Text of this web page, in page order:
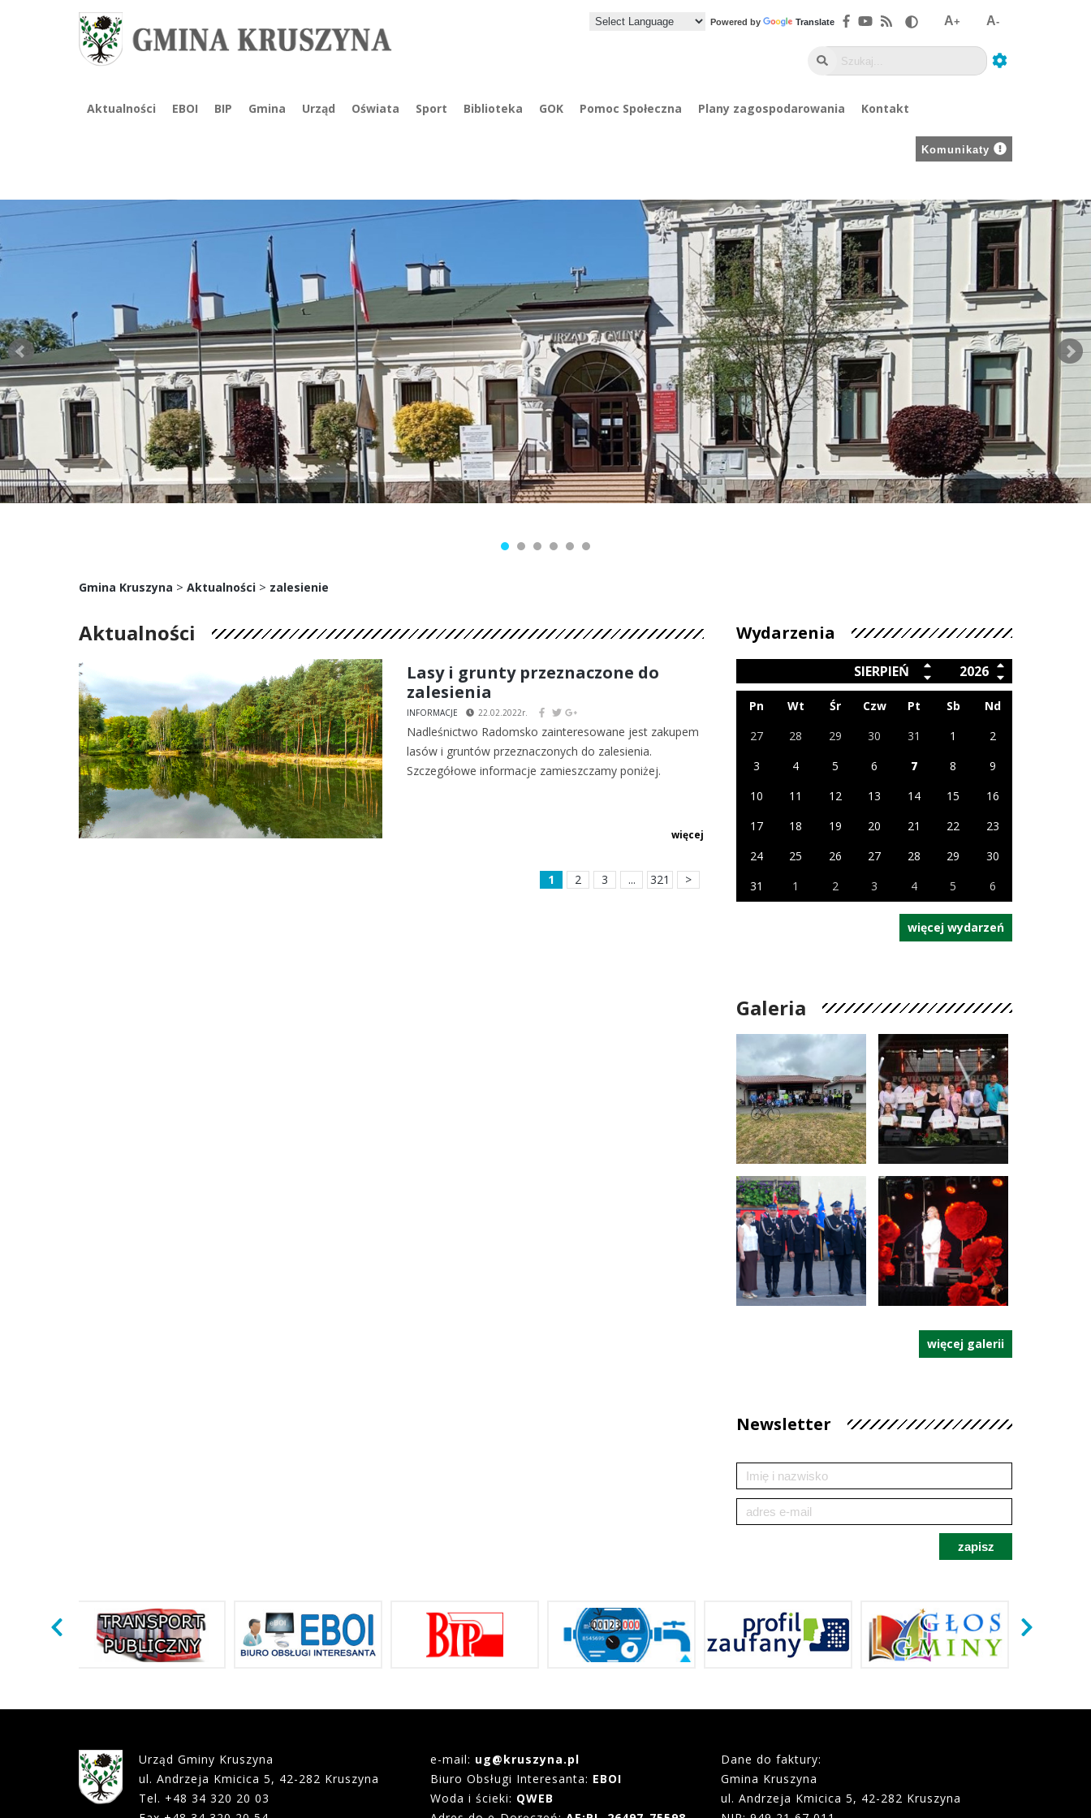
Powered by Translate A+ A-
Aktualności EBOI BIP Gmina Urząd Oświata Sport Biblioteka GOK Pomoc Społeczna Plany zagospodarowania Kontakt
Komunikaty
Gmina Kruszyna > Aktualności > zalesienie
Aktualności
Lasy i grunty przeznaczone do
zalesienia
INFORMACJE 22.02.2022r.
Nadleśnictwo Radomsko zainteresowane jest zakupem
lasów i gruntów przeznaczonych do zalesienia.
Szczegółowe informacje zamieszczamy poniżej.
więcej
1 2 3 ... 321 >
Wydarzenia
SIERPIEŃ 2026
Pn Wt Śr Czw Pt Sb
Nd
27
28 29 30 31 1
2
3
4 5 6 7 8
9
10
11 12 13 14 15
16
17
18 19 20 21 22
23
24
25 26 27 28 29
30
31
1 2 3 4 5 6
więcej wydarzeń
Galeria
więcej galerii
Newsletter
Urząd Gminy Kruszyna
ul. Andrzeja Kmicica 5, 42-282 Kruszyna
Tel. +48 34 320 20 03
e-mail: ug@kruszyna.pl
Biuro Obsługi Interesanta: EBOI
Woda i ścieki: QWEB
Dane do faktury:
Gmina Kruszyna
ul. Andrzeja Kmicica 5, 42-282 Kruszyna